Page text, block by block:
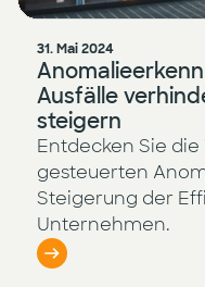
31. Mai 2024
Ausfälle
steigern
Entdecken Sie
gesteuerten
Steigerung der
Unternehmen.